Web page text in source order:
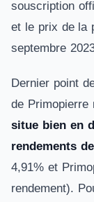
souscription
et le prix de la
septembre
Dernier point
de Primopierre
situe bien en
rendements
4,91% et
rendement).